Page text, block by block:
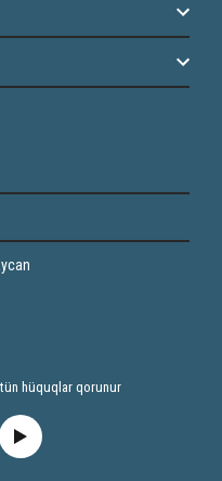
hüquqlar qorunur